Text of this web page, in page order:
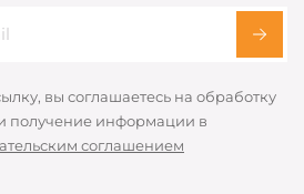
вы соглашаетесь на обработку
получение информации в
соглашением